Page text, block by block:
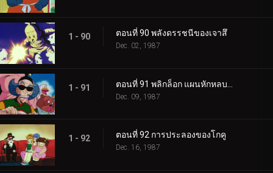
1 - 90 ตอนที่ 90 พลังดรรชนีของเจาสึ
Dec. 02, 1987
1 - 91
Dec. 09, 1987
1 - 92 ตอนที่ 92 การประลองของโกคู
Dec. 16, 1987